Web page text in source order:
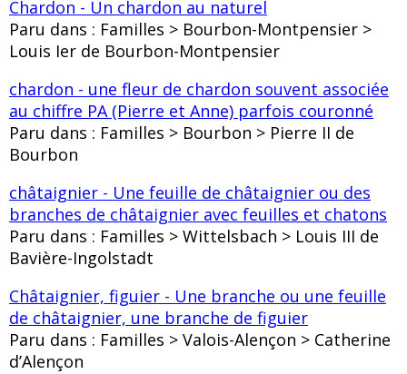
Chardon - Un chardon au naturel
Paru dans : Familles > Bourbon-Montpensier >
Louis Ier de Bourbon-Montpensier
chardon - une fleur de chardon souvent associée
au chiffre PA (Pierre et Anne) parfois couronné
Paru dans : Familles > Bourbon > Pierre II de
Bourbon
châtaignier - Une feuille de châtaignier ou des
branches de châtaignier avec feuilles et chatons
Paru dans : Familles > Wittelsbach > Louis III de
Bavière-Ingolstadt
Châtaignier, figuier - Une branche ou une feuille
de châtaignier, une branche de figuier
Paru dans : Familles > Valois-Alençon > Catherine
d’Alençon